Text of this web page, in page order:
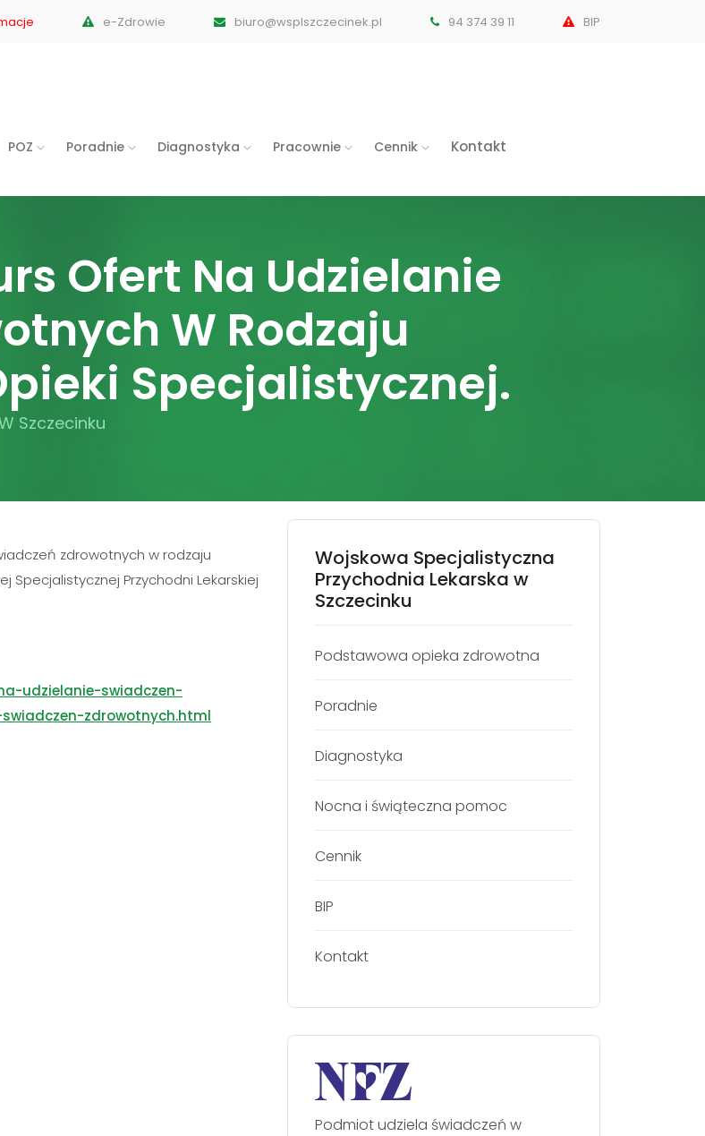
e-Zdrowie biuro@wsplszczecinek.pl 94 374 39 11 BIP
POZ Poradnie Diagnostyka Pracownie Cennik Kontakt
Ofert Na Udzielanie
W Rodzaju
Specjalistycznej.
Szczecinku
zdrowotnych w rodzaju
Przychodni Lekarskiej
udzielanie-swiadczen-
zdrowotnych.html
Wojskowa Specjalistyczna
Przychodnia Lekarska w
Szczecinku
Podstawowa opieka zdrowotna
Poradnie
Diagnostyka
Nocna i świąteczna pomoc
Cennik
BIP
Kontakt
Podmiot udziela świadczeń w